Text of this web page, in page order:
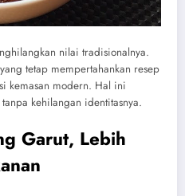
nilai tradisionalnya.
tetap mempertahankan resep
kemasan modern. Hal ini
kehilangan identitasnya.
Garut, Lebih